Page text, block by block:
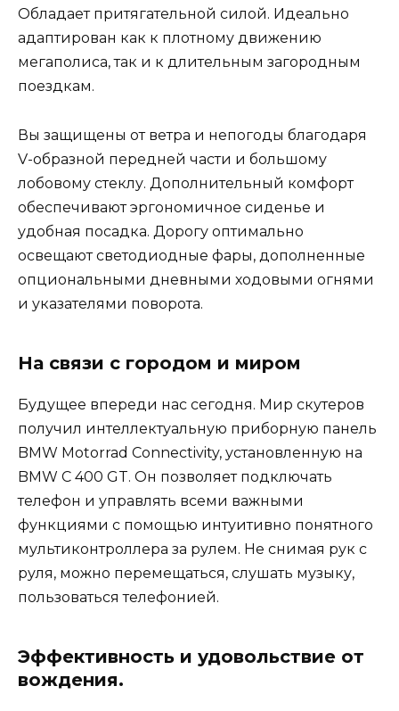
Обладает притягательной силой. Идеально
адаптирован как к плотному движению
мегаполиса, так и к длительным загородным
поездкам.
Вы защищены от ветра и непогоды благодаря
V-образной передней части и большому
лобовому стеклу. Дополнительный комфорт
обеспечивают эргономичное сиденье и
удобная посадка. Дорогу оптимально
освещают светодиодные фары, дополненные
опциональными дневными ходовыми огнями
и указателями поворота.
На связи с городом и миром
Будущее впереди нас сегодня. Мир скутеров
получил интеллектуальную приборную панель
BMW Motorrad Connectivity, установленную на
BMW C 400 GT. Он позволяет подключать
телефон и управлять всеми важными
функциями с помощью интуитивно понятного
мультиконтроллера за рулем. Не снимая рук с
руля, можно перемещаться, слушать музыку,
пользоваться телефонией.
Эффективность и удовольствие от
вождения.